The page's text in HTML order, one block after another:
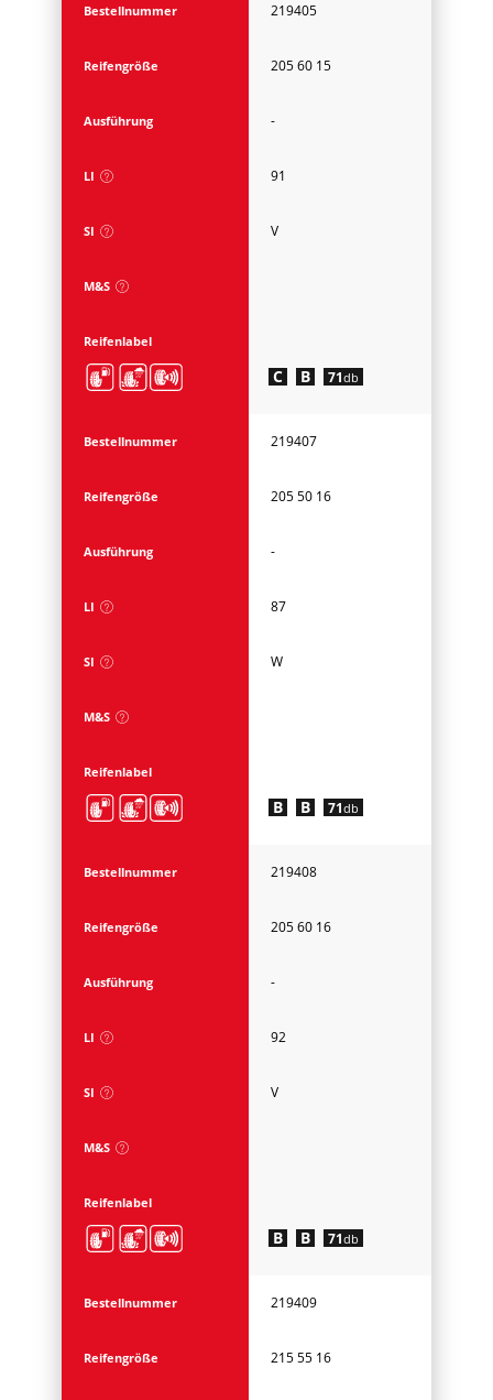
Bestellnummer 219405
Reifengröße 205 60 15
Ausführung -
LI 91
SI V
M&S
Reifenlabel
C B 71db
Bestellnummer 219407
Reifengröße 205 50 16
Ausführung -
LI 87
SI W
M&S
Reifenlabel
B B 71db
Bestellnummer 219408
Reifengröße 205 60 16
Ausführung -
LI 92
SI V
M&S
Reifenlabel
B B 71db
Bestellnummer 219409
Reifengröße 215 55 16